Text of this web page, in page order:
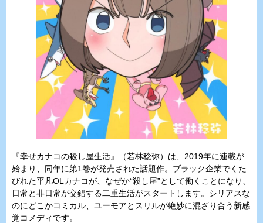
『幸せカナコの殺し屋生活』（若林稔弥）は、2019年に連載が
始まり、同年に第1巻が発売された話題作。ブラック企業でくた
びれた平凡OLカナコが、なぜか“殺し屋”として働くことになり、
日常と非日常が交錯する二重生活がスタートします。シリアスな
のにどこかコミカル、ユーモアとスリルが絶妙に混ざり合う新感
覚コメディです。